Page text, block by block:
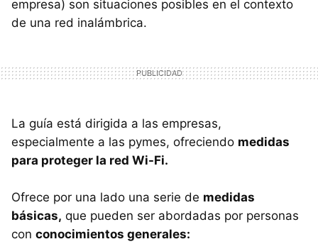
empresa) son situaciones posibles en el contexto
de una red inalámbrica.
La guía está dirigida a las empresas,
especialmente a las pymes, ofreciendo medidas
para proteger la red Wi-Fi.
Ofrece por una lado una serie de medidas
básicas, que pueden ser abordadas por personas
con conocimientos generales: